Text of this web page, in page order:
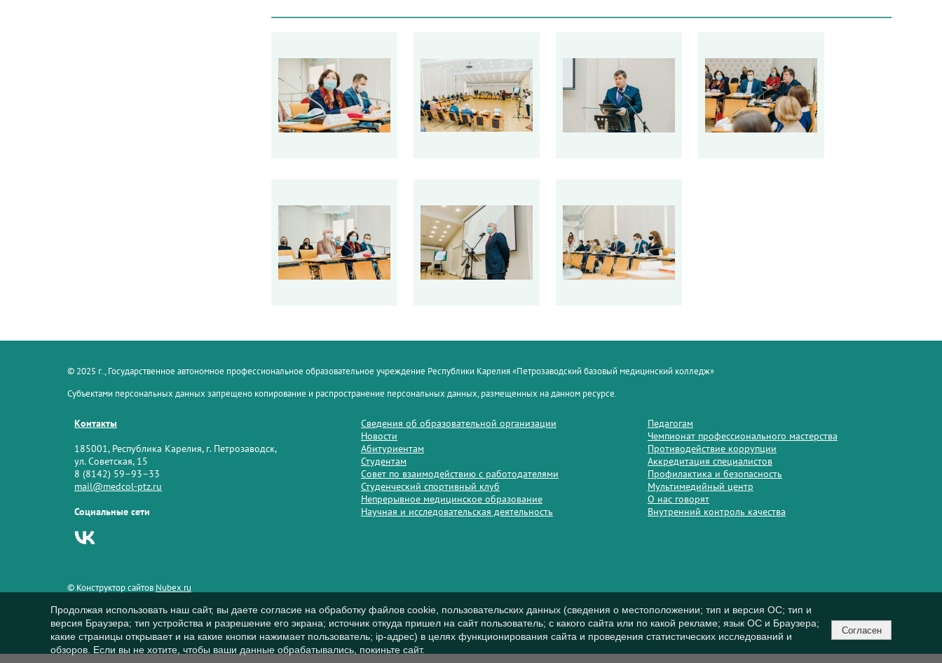
© 2025 г., Государственное автономное профессиональное образовательное учреждение Республики Карелия «Петрозаводский базовый медицинский колледж»
Субъектами персональных данных запрещено копирование и распространение персональных данных, размещенных на данном ресурсе.
Контакты
185001, Республика Карелия, г. Петрозаводск,
ул. Советская, 15
8 (8142) 59–93–33
mail@medcol-ptz.ru
Социальные сети
Сведения об образовательной организации
Новости
Абитуриентам
Студентам
Совет по взаимодействию с работодателями
Студенческий спортивный клуб
Непрерывное медицинское образование
Научная и исследовательская деятельность
Педагогам
Чемпионат профессионального мастерства
Противодействие коррупции
Аккредитация специалистов
Профилактика и безопасность
Мультимедийный центр
О нас говорят
Внутренний контроль качества
© Конструктор сайтов Nubex.ru
Продолжая использовать наш сайт, вы даете согласие на обработку файлов cookie, пользовательских данных (сведения о местоположении; тип и версия ОС; тип и
версия Браузера; тип устройства и разрешение его экрана; источник откуда пришел на сайт пользователь; с какого сайта или по какой рекламе; язык ОС и Браузера;
какие страницы открывает и на какие кнопки нажимает пользователь; ip-адрес) в целях функционирования сайта и проведения статистических исследований и
обзоров. Если вы не хотите, чтобы ваши данные обрабатывались, покиньте сайт.
Согласен